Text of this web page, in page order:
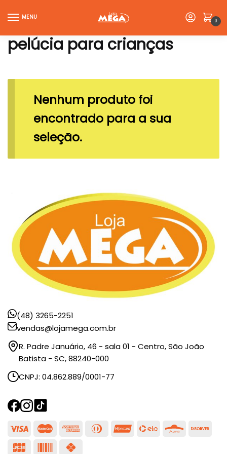
to
to
MENU
0
pelúcia para crianças
Nenhum produto foi
encontrado para a sua
seleção.
(48) 3265-2251
vendas@lojamega.com.br
R. Padre Januário, 46 - sala 01 - Centro, São João
Batista - SC, 88240-000
CNPJ: 04.862.889/0001-77